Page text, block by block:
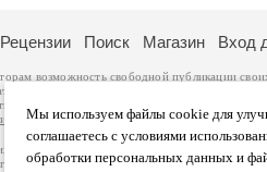
Мы используем файлы cookie для
соглашаетесь с условиями
обработки персональных данных и
Рецензии Поиск Магазин Вход
возможность свободной публикации
авторам и охраняются
. Перепечатка
произведений авторы несут самостоятельно
обработки персональных данных. Вы
– порядка 200 тысяч посетителей,
текста. В каждой графе указано по две